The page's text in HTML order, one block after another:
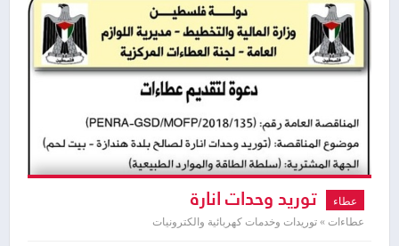
عطاء توريد وحدات انارة
عطاءات » توريدات وخدمات كهربائية والكترونيات